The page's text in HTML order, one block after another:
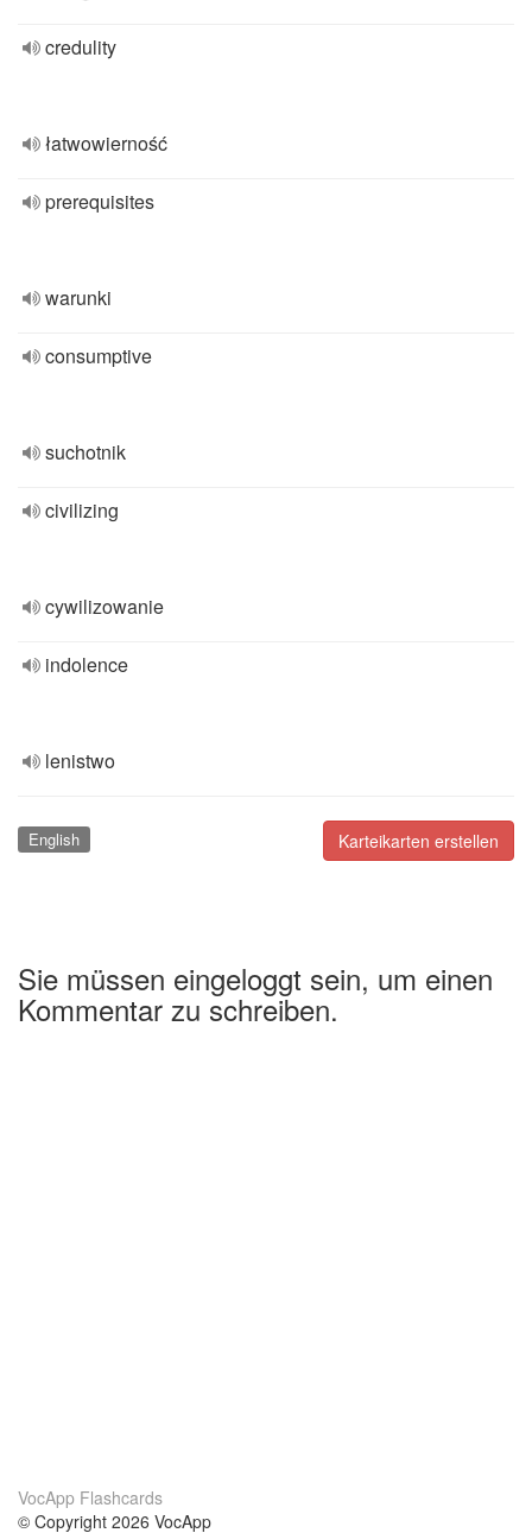
credulity
łatwowierność
prerequisites
warunki
consumptive
suchotnik
civilizing
cywilizowanie
indolence
lenistwo
Karteikarten erstellen
English
Sie müssen eingeloggt sein, um einen
Kommentar zu schreiben.
VocApp Flashcards
© Copyright 2026 VocApp